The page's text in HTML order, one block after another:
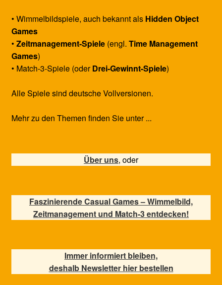
• Wimmelbildspiele, auch bekannt als Hidden Object
Games
• Zeitmanagement-Spiele(engl. Time Management
Games)
• Match-3-Spiele (oderDrei-Gewinnt-Spiele)
Alle Spiele sind deutsche Vollversionen.
Mehr zu den Themen finden Sie unter ...
Über uns, oder
Faszinierende Casual Games – Wimmelbild,
Zeitmanagement und Match-3 entdecken!
Immer informiert bleiben,
deshalb Newsletter hier bestellen